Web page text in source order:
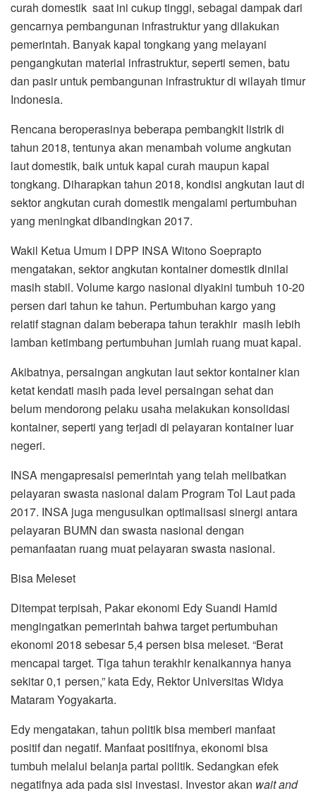
curah domestik saat ini cukup tinggi, sebagai dampak dari
gencarnya pembangunan infrastruktur yang dilakukan
pemerintah. Banyak kapal tongkang yang melayani
pengangkutan material infrastruktur, seperti semen, batu
dan pasir untuk pembangunan infrastruktur di wilayah timur
Indonesia.
Rencana beroperasinya beberapa pembangkit listrik di
tahun 2018, tentunya akan menambah volume angkutan
laut domestik, baik untuk kapal curah maupun kapal
tongkang. Diharapkan tahun 2018, kondisi angkutan laut di
sektor angkutan curah domestik mengalami pertumbuhan
yang meningkat dibandingkan 2017.
Wakil Ketua Umum I DPP INSA Witono Soeprapto
mengatakan, sektor angkutan kontainer domestik dinilai
masih stabil. Volume kargo nasional diyakini tumbuh 10-20
persen dari tahun ke tahun. Pertumbuhan kargo yang
relatif stagnan dalam beberapa tahun terakhir masih lebih
lamban ketimbang pertumbuhan jumlah ruang muat kapal.
Akibatnya, persaingan angkutan laut sektor kontainer kian
ketat kendati masih pada level persaingan sehat dan
belum mendorong pelaku usaha melakukan konsolidasi
kontainer, seperti yang terjadi di pelayaran kontainer luar
negeri.
INSA mengapresaisi pemerintah yang telah melibatkan
pelayaran swasta nasional dalam Program Tol Laut pada
2017. INSA juga mengusulkan optimalisasi sinergi antara
pelayaran BUMN dan swasta nasional dengan
pemanfaatan ruang muat pelayaran swasta nasional.
Bisa Meleset
Ditempat terpisah, Pakar ekonomi Edy Suandi Hamid
mengingatkan pemerintah bahwa target pertumbuhan
ekonomi 2018 sebesar 5,4 persen bisa meleset. “Berat
mencapai target. Tiga tahun terakhir kenaikannya hanya
sekitar 0,1 persen,” kata Edy, Rektor Universitas Widya
Mataram Yogyakarta.
Edy mengatakan, tahun politik bisa memberi manfaat
positif dan negatif. Manfaat positifnya, ekonomi bisa
tumbuh melalui belanja partai politik. Sedangkan efek
negatifnya ada pada sisi investasi. Investor akan wait and